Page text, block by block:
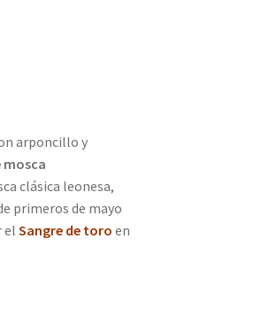
arponcillo y
mosca
clásica leonesa,
primeros de mayo
elSangre de toro en